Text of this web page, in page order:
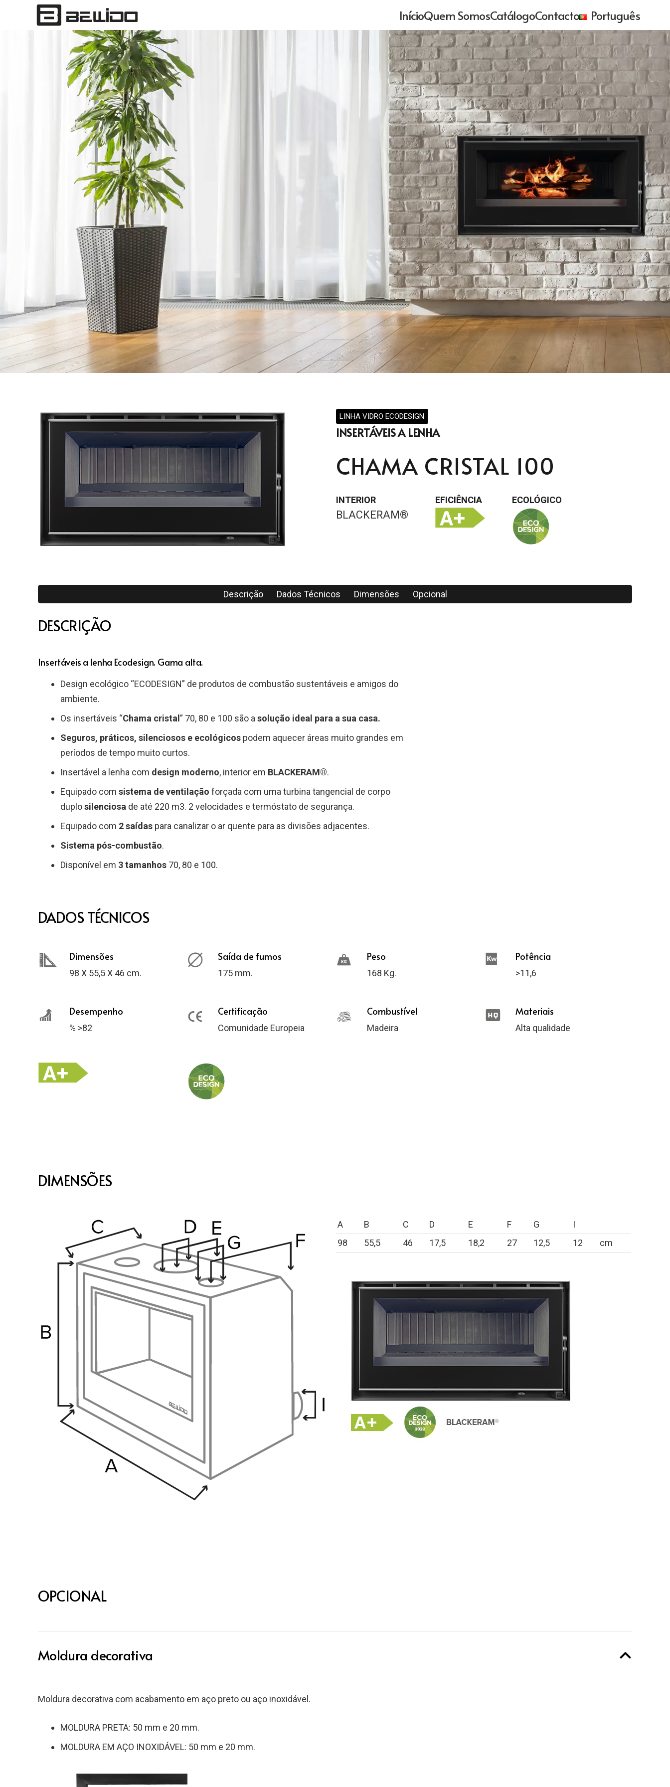
InícioQuem SomosCatálogoContacto Português
LINHA VIDRO ECODESIGN
INSERTÁVEIS A LENHA
CHAMA CRISTAL 100
INTERIOR
BLACKERAM®
EFICIÊNCIA ECOLÓGICO
Descrição Dados Técnicos Dimensões Opcional
DESCRIÇÃO
Insertáveis a lenha Ecodesign. Gama alta.
Design ecológico “ECODESIGN” de produtos de combustão sustentáveis e amigos do
ambiente.
Os insertáveis “Chama cristal ” 70, 80 e 100 são a solução ideal para a sua casa.
Seguros, práticos, silenciosos e ecológicospodem aquecer áreas muito grandes em
períodos de tempo muito curtos.
Insertável a lenha com design moderno, interior em BLACKERAM®.
Equipado com sistema de ventilação forçada com uma turbina tangencial de corpo
duplosilenciosa de até 220 m3. 2 velocidades e termóstato de segurança.
Equipado com 2 saídaspara canalizar o ar quente para as divisões adjacentes.
Sistema pós-combustão.
Disponível em 3 tamanhos70, 80 e 100.
DADOS TÉCNICOS
Dimensões
98 X 55,5 X 46 cm.
Saída de fumos
175 mm.
Peso
168 Kg.
Potência
>11,6
Desempenho
% >82
Certificação
Comunidade Europeia
Combustível
Madeira
Materiais
Alta qualidade
DIMENSÕES
A B C D E F G
I
98
55,5 46 17,5 18,2 27 12,5 12 cm
OPCIONAL
Moldura decorativa
Moldura decorativa com acabamento em aço preto ou aço inoxidável.
MOLDURA PRETA: 50 mm e 20 mm.
MOLDURA EM AÇO INOXIDÁVEL: 50 mm e 20 mm.